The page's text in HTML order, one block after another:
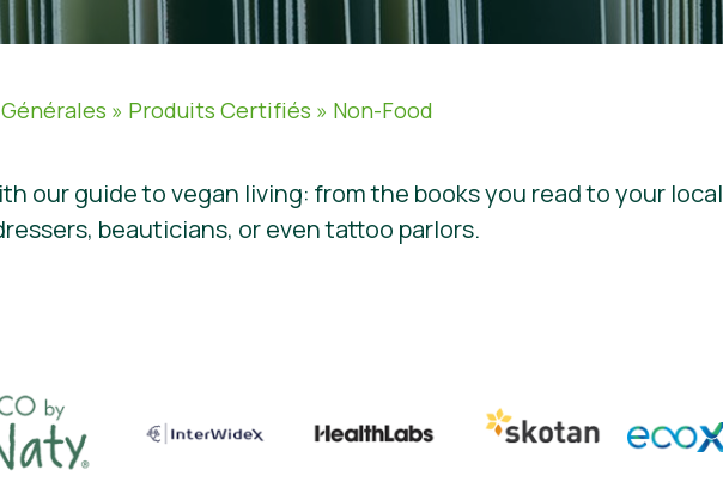
» Produits Certifiés » Non-Food
our guide to vegan living: from the books you read to your local
beauticians, or even tattoo parlors.